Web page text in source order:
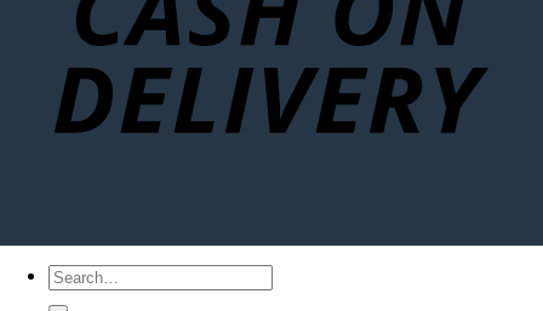
Search
for: